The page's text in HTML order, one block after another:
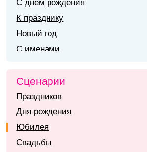
С днем рождения
К празднику
Новый год
С именами
Сценарии
Праздников
Дня рождения
Юбилея
Свадьбы